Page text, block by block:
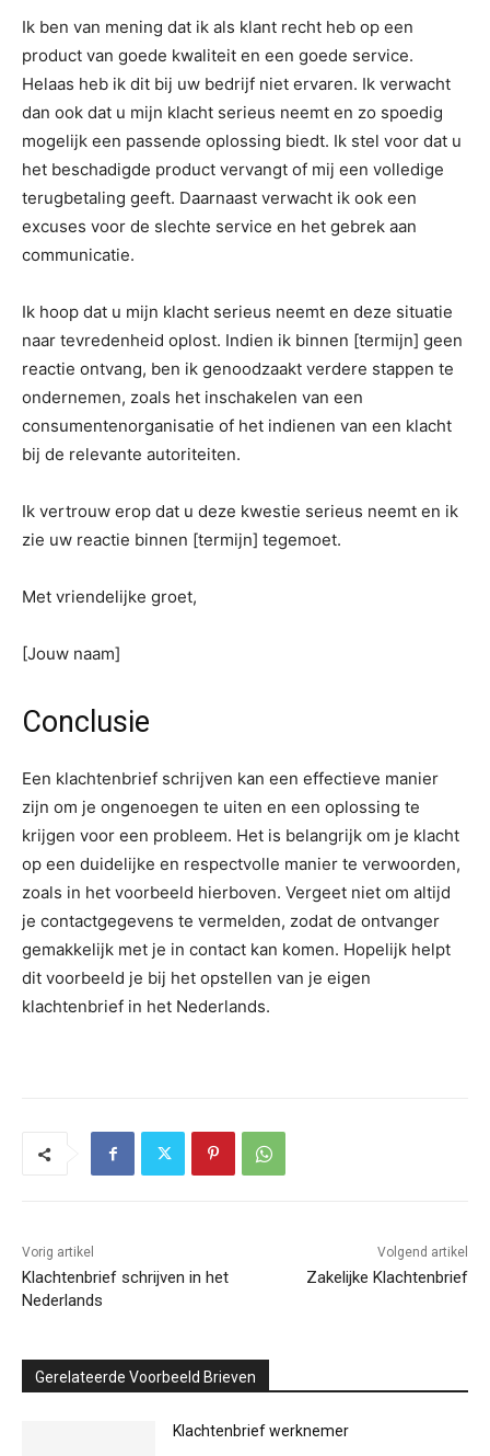
Ik ben van mening dat ik als klant recht heb op een
product van goede kwaliteit en een goede service.
Helaas heb ik dit bij uw bedrijf niet ervaren. Ik verwacht
dan ook dat u mijn klacht serieus neemt en zo spoedig
mogelijk een passende oplossing biedt. Ik stel voor dat u
het beschadigde product vervangt of mij een volledige
terugbetaling geeft. Daarnaast verwacht ik ook een
excuses voor de slechte service en het gebrek aan
communicatie.
Ik hoop dat u mijn klacht serieus neemt en deze situatie
naar tevredenheid oplost. Indien ik binnen [termijn] geen
reactie ontvang, ben ik genoodzaakt verdere stappen te
ondernemen, zoals het inschakelen van een
consumentenorganisatie of het indienen van een klacht
bij de relevante autoriteiten.
Ik vertrouw erop dat u deze kwestie serieus neemt en ik
zie uw reactie binnen [termijn] tegemoet.
Met vriendelijke groet,
[Jouw naam]
Conclusie
Een klachtenbrief schrijven kan een effectieve manier
zijn om je ongenoegen te uiten en een oplossing te
krijgen voor een probleem. Het is belangrijk om je klacht
op een duidelijke en respectvolle manier te verwoorden,
zoals in het voorbeeld hierboven. Vergeet niet om altijd
je contactgegevens te vermelden, zodat de ontvanger
gemakkelijk met je in contact kan komen. Hopelijk helpt
dit voorbeeld je bij het opstellen van je eigen
klachtenbrief in het Nederlands.
Vorig artikel
Klachtenbrief schrijven in het
Nederlands
Volgend artikel
Zakelijke Klachtenbrief
Gerelateerde Voorbeeld Brieven
Klachtenbrief werknemer